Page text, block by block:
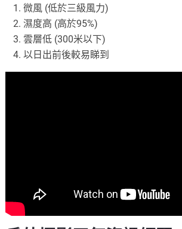
微風 (低於三級風力)
濕度高 (高於95%)
雲層低 (300米以下)
以日出前後較易睇到